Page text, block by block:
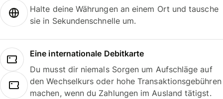
Halte deine Währungen an einem Ort und tausche
sie in Sekundenschnelle um.
Eine internationale Debitkarte
Du musst dir niemals Sorgen um Aufschläge auf
den Wechselkurs oder hohe Transaktionsgebühren
machen, wenn du Zahlungen im Ausland tätigst.